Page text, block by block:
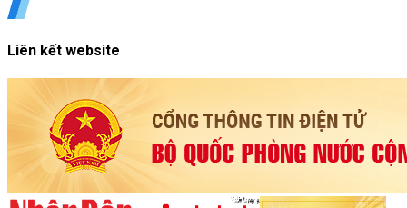
Liên kết website